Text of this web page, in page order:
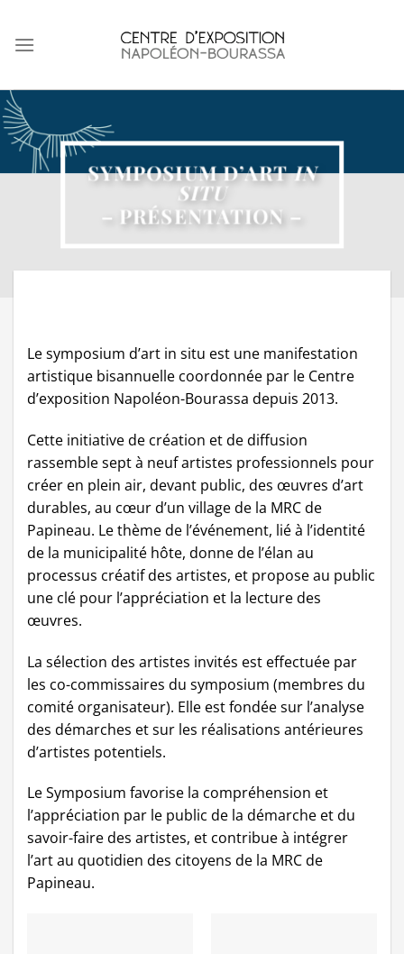
content
SYMPOSIUM D’ARTIN
SITU
– PRÉSENTATION –
Le symposium d’art in situ est une manifestation
artistique bisannuelle coordonnée par le Centre
d’exposition Napoléon-Bourassa depuis 2013.
Cette initiative de création et de diffusion
rassemble sept à neuf artistes professionnels pour
créer en plein air, devant public, des œuvres d’art
durables, au cœur d’un village de la MRC de
Papineau. Le thème de l’événement, lié à l’identité
de la municipalité hôte, donne de l’élan au
processus créatif des artistes, et propose au public
une clé pour l’appréciation et la lecture des
œuvres.
La sélection des artistes invités est effectuée par
les co-commissaires du symposium (membres du
comité organisateur). Elle est fondée sur l’analyse
des démarches et sur les réalisations antérieures
d’artistes potentiels.
Le Symposium favorise la compréhension et
l’appréciation par le public de la démarche et du
savoir-faire des artistes, et contribue à intégrer
l’art au quotidien des citoyens de la MRC de
Papineau.